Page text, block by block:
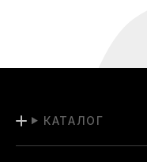
КАТАЛОГ